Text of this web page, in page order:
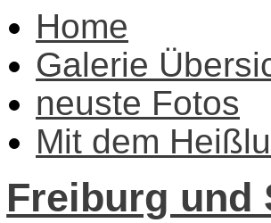
Home
Galerie
neuste Fotos
Mit dem
Freiburg und